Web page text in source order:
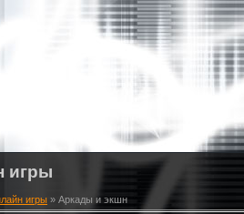
игры
игры » Аркады и экшн